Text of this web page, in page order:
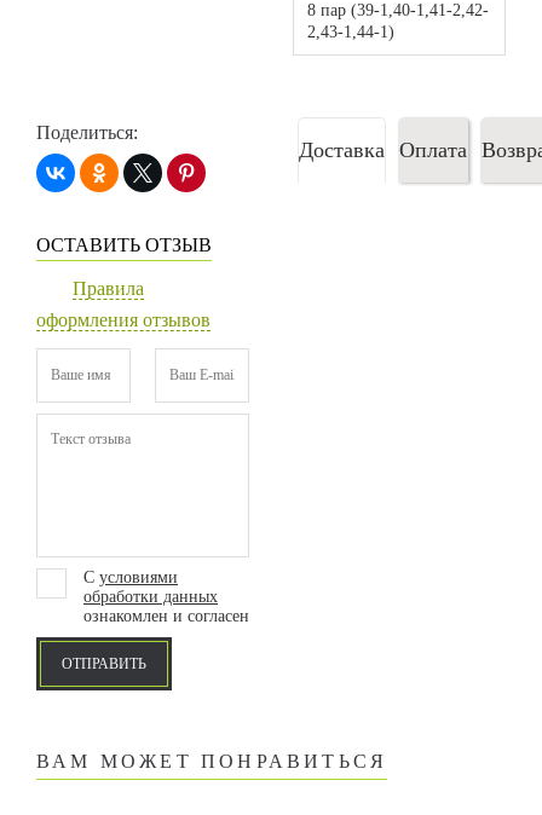
8 пар (39-1,40-1,41-2,42-
2,43-1,44-1)
Поделиться:
ОСТАВИТЬ ОТЗЫВ
Правила
оформления отзывов
С условиями
обработки данных
ознакомлен и согласен
ОТПРАВИТЬ
Доставка Оплата
ВАМ МОЖЕТ ПОНРАВИТЬСЯ